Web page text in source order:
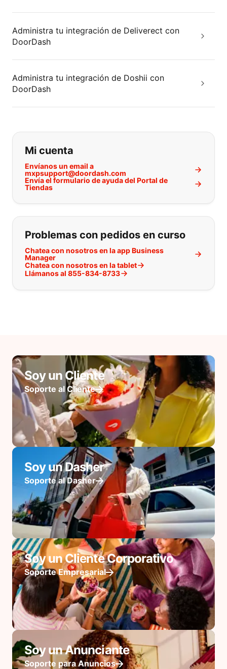
Administra tu integración de Deliverect con
DoorDash
Administra tu integración de Doshii con
DoorDash
Si no puede encontrar lo que está
Mi cuenta
Envíanos un email a
mxpsupport@doordash.com
Envía el formulario de ayuda del Portal de
Tiendas
Problemas con pedidos en curso
Chatea con nosotros en la app Business
Manager
Chatea con nosotros en la tablet
Llámanos al 855-834-8733
Soy un Cliente
Soporte al Cliente
Soy un Dasher
Soporte al Dasher
Soy un Cliente Corporativo
Soporte Empresarial
Soy un Anunciante
Soporte para Anuncios